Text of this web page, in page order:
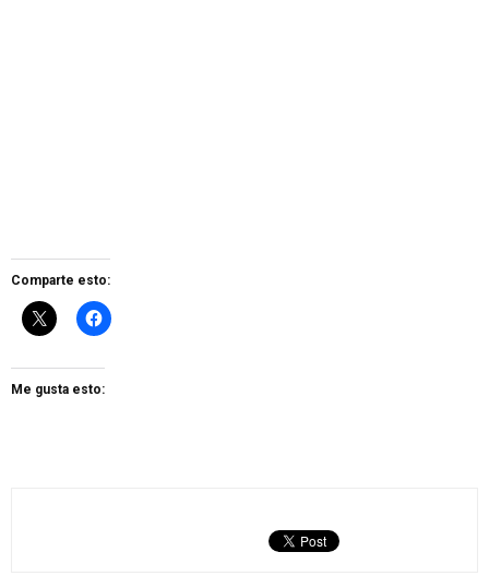
Comparte esto:
Me gusta esto: